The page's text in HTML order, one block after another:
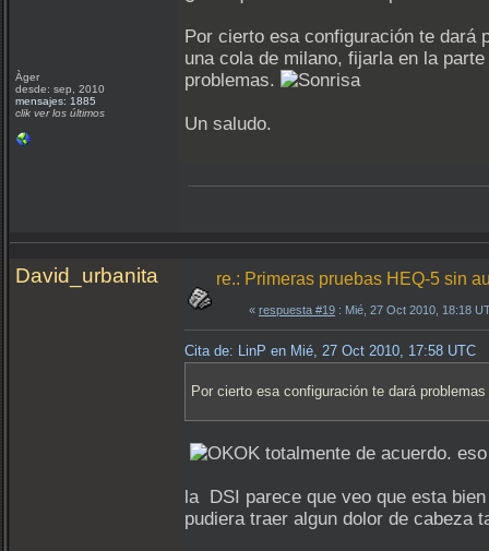
Àger
desde: sep, 2010
mensajes: 1885
clik ver los últimos
Por cierto esa configuración te dará
una cola de milano, fijarla en la
problemas.
Un saludo.
David_urbanita re.: Primeras pruebas HEQ-5 sin
« respuesta #19 : Mié, 27 Oct 2010, 18:18
Cita de: LinP en Mié, 27 Oct 2010, 17:58 UTC
Por cierto esa configuración te dará
totalmente de acuerdo.
la DSI parece que veo que esta
pudiera traer algun dolor de cabeza